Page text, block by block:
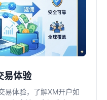
易体验
易体验，了解XM开户如